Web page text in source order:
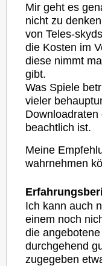
Mir geht es
nicht zu
von Teles-
die Kosten im
diese nimmt
gibt.
Was Spiele
vieler
beachtlich ist.
Meine
wahrnehmen
Ich kann auch
einem noch
die
durchgehend
zugegeben